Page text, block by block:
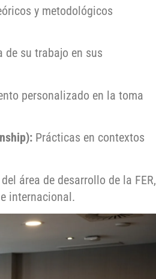
y metodológicos
su trabajo en sus
personalizado en la toma
Prácticas en contextos
del área de desarrollo de la FER,
internacional.